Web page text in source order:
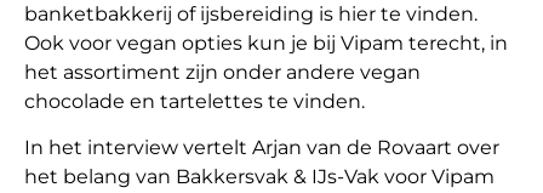
banketbakkerij of ijsbereiding is hier te vinden.
Ook voor vegan opties kun je bij Vipam terecht, in
het assortiment zijn onder andere vegan
chocolade en tartelettes te vinden.
In het interview vertelt Arjan van de Rovaart over
het belang van Bakkersvak & IJs-Vak voor Vipam